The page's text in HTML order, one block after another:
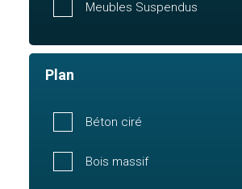
Meubles Suspendus
Plan
Béton ciré
Bois massif